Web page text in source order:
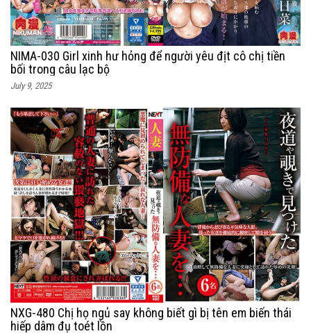
NIMA-030 Girl xinh hư hỏng để người yêu địt cô chị tiền
bối trong câu lạc bộ
July 9, 2025
NXG-480 Chị họ ngủ say không biết gì bị tên em biến thái
hiếp dâm đụ toét lồn